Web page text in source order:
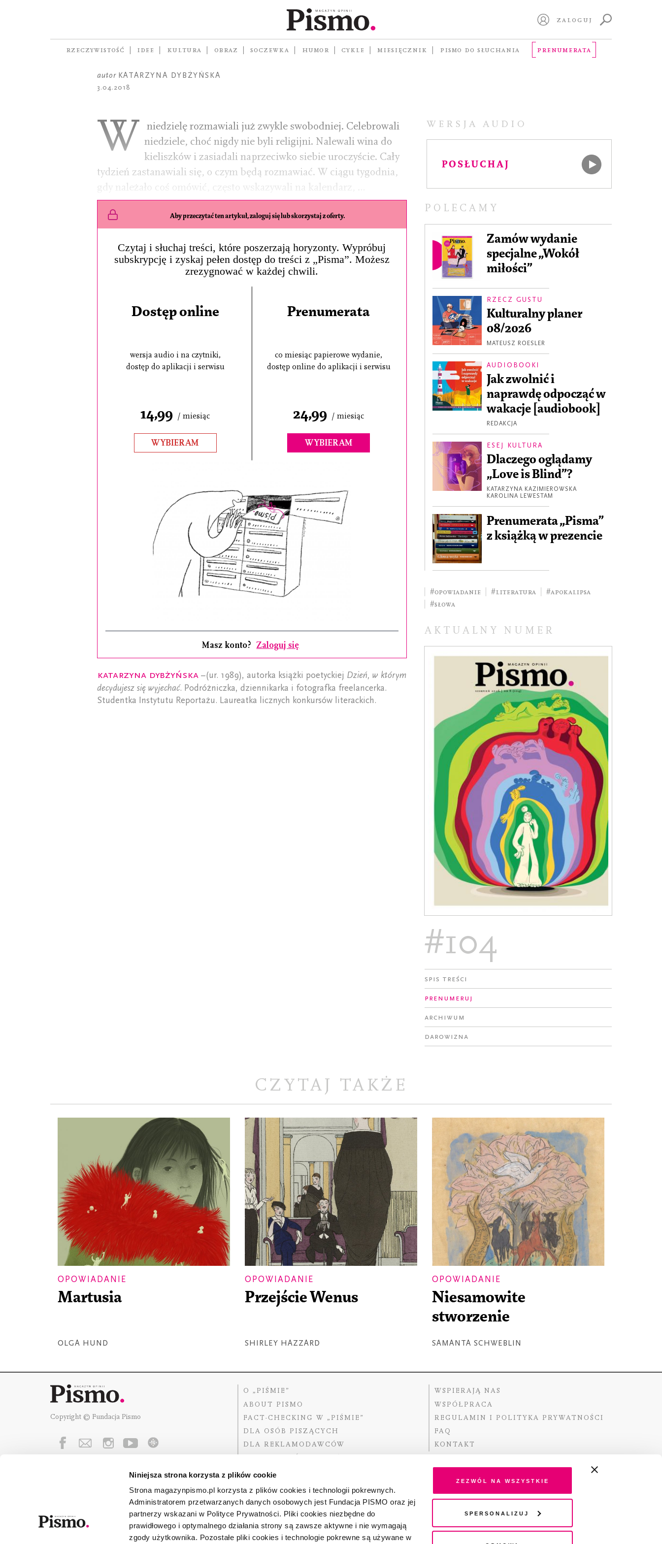
Niniejsza strona korzysta z plików cookie
Strona magazynpismo.pl korzysta z plików cookies i technologii pokrewnych.
Administratorem przetwarzanych danych osobowych jest Fundacja PISMO oraz jej
partnerzy wskazani w Polityce Prywatności. Pliki cookies niezbędne do
prawidłowego i optymalnego działania strony są zawsze aktywne i nie wymagają
zgody użytkownika. Pozostałe pliki cookies i technologie pokrewne są używane w
Zezwól na wszystkie
Spersonalizuj
ZALOGUJ
RZECZYWISTOŚĆ IDEE KULTURA OBRAZ SOCZEWKA HUMOR CYKLE MIESIĘCZNIK PISMO DO SŁUCHANIA PRENUMERATA
Ostatnie opowiadanie
na Ziemi
autor KATARZYNA DYBŻYŃSKA
3.04.2018
WERSJA AUDIO
POSŁUCHAJ
W niedzielę rozmawiali już zwykle swobodniej. Celebrowali
niedziele, choć nigdy nie byli religijni. Nalewali wina do
kieliszków i zasiadali naprzeciwko siebie uroczyście. Cały
tydzień zastanawiali się, o czym będą rozmawiać. W ciągu tygodnia,
gdy należało coś omówić, często wskazywali na kalendarz, …
Aby przeczytać ten artykuł, zaloguj się lub skorzystaj z oferty.
Czytaj i słuchaj treści, które poszerzają horyzonty. Wypróbuj
subskrypcję i zyskaj pełen dostęp do treści z „Pisma”. Możesz
zrezygnować w każdej chwili.
Dostęp online
wersja audio i na czytniki,
dostęp do aplikacji i serwisu
14,99 / miesiąc
WYBIERAM
Prenumerata
co miesiąc papierowe wydanie,
dostęp online do aplikacji i serwisu
24,99 / miesiąc
WYBIERAM
Masz konto? Zaloguj się
Katarzyna Dybżyńska–(ur. 1989), autorka książki poetyckiej Dzień, w którym
decydujesz się wyjechać. Podróżniczka, dziennikarka i fotografka freelancerka.
Studentka Instytutu Reportażu. Laureatka licznych konkursów literackich.
POLECAMY
Zamów wydanie
specjalne „Wokół
miłości”
RZECZ GUSTU
Kulturalny planer
08/2026
MATEUSZ ROESLER
AUDIOBOOKI
Jak zwolnić i
naprawdę odpocząć w
wakacje [audiobook]
REDAKCJA
ESEJ KULTURA
Dlaczego oglądamy
„Love is Blind”?
KATARZYNA KAZIMIEROWSKA
KAROLINA LEWESTAM
Prenumerata „Pisma”
z książką w prezencie
#opowiadanie #literatura
#apokalipsa
#słowa
AKTUALNY NUMER
#104
Spis treści
Prenumeruj
Archiwum
Darowizna
CZYTAJ TAKŻE
OPOWIADANIE
Martusia
OLGA HUND
OPOWIADANIE
Przejście Wenus
SHIRLEY HAZZARD
OPOWIADANIE
Niesamowite
stworzenie
SAMANTA SCHWEBLIN
Copyright © Fundacja Pismo
O „PIŚMIE”
ABOUT PISMO
FACT-CHECKING W „PIŚMIE”
DLA OSÓB PISZĄCYCH
DLA REKLAMODAWCÓW
WSPIERAJĄ NAS
WSPÓŁPRACA
REGULAMIN I POLITYKA PRYWATNOŚCI
FAQ
KONTAKT
Fundację Pismowspierają:
Dofinansowano ze środków Ministra Kultury i Dziedzictwa
Narodowego pochodzących z Funduszu Promocji Kultury –